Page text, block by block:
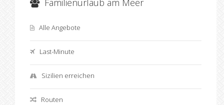
Familienurlaub am Meer
Alle Angebote
Last-Minute
Sizilien erreichen
Routen